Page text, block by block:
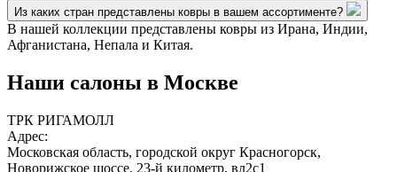
Из каких стран представлены ковры в вашем ассортименте?
В нашей коллекции представлены ковры из Ирана, Индии,
Афганистана, Непала и Китая.
Наши салоны в Москве
ТРК РИГАМОЛЛ
Адрес:
Московская область, городской округ Красногорск,
Новорижское шоссе, 23-й километр, вл2с1